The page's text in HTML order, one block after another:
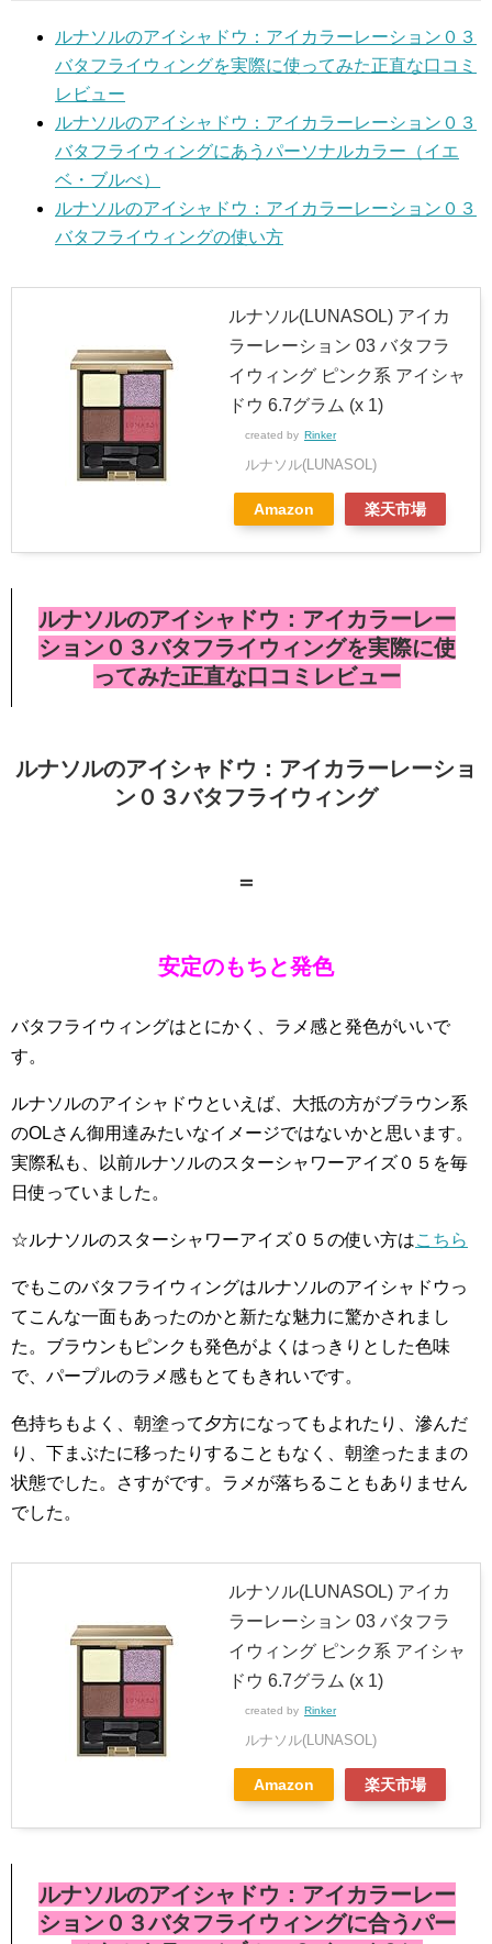
ルナソルのアイシャドウ：アイカラーレーション０３
バタフライウィングを実際に使ってみた正直な口コミ
レビュー
ルナソルのアイシャドウ：アイカラーレーション０３
バタフライウィングにあうパーソナルカラー（イエ
ベ・ブルべ）
ルナソルのアイシャドウ：アイカラーレーション０３
バタフライウィングの使い方
ルナソル(LUNASOL) アイカ
ラーレーション 03 バタフラ
イウィング ピンク系 アイシャ
ドウ 6.7グラム (x 1)
created by Rinker
ルナソル(LUNASOL)
Amazon 楽天市場
ルナソルのアイシャドウ：アイカラーレー
ション０３バタフライウィングを実際に使
ってみた正直な口コミレビュー
ルナソルのアイシャドウ：アイカラーレーショ
ン０３バタフライウィング
＝
安定のもちと発色
バタフライウィングはとにかく、ラメ感と発色がいいで
す。
ルナソルのアイシャドウといえば、大抵の方がブラウン系
のOLさん御用達みたいなイメージではないかと思います。
実際私も、以前ルナソルのスターシャワーアイズ０５を毎
日使っていました。
☆ルナソルのスターシャワーアイズ０５の使い方はこちら
でもこのバタフライウィングはルナソルのアイシャドウっ
てこんな一面もあったのかと新たな魅力に驚かされまし
た。ブラウンもピンクも発色がよくはっきりとした色味
で、パープルのラメ感もとてもきれいです。
色持ちもよく、朝塗って夕方になってもよれたり、滲んだ
り、下まぶたに移ったりすることもなく、朝塗ったままの
状態でした。さすがです。ラメが落ちることもありません
でした。
ルナソル(LUNASOL) アイカ
ラーレーション 03 バタフラ
イウィング ピンク系 アイシャ
ドウ 6.7グラム (x 1)
created by Rinker
ルナソル(LUNASOL)
Amazon 楽天市場
ルナソルのアイシャドウ：アイカラーレー
ション０３バタフライウィングに合うパー